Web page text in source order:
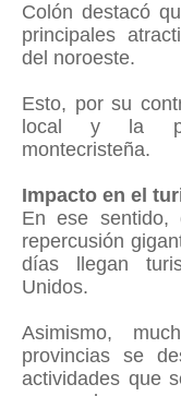
Colón destacó
principales
del noroeste.
Esto, por su
local y la
montecristeña.
Impacto en el
En ese sentido,
repercusión
días llegan
Unidos.
Asimismo,
provincias se
actividades que